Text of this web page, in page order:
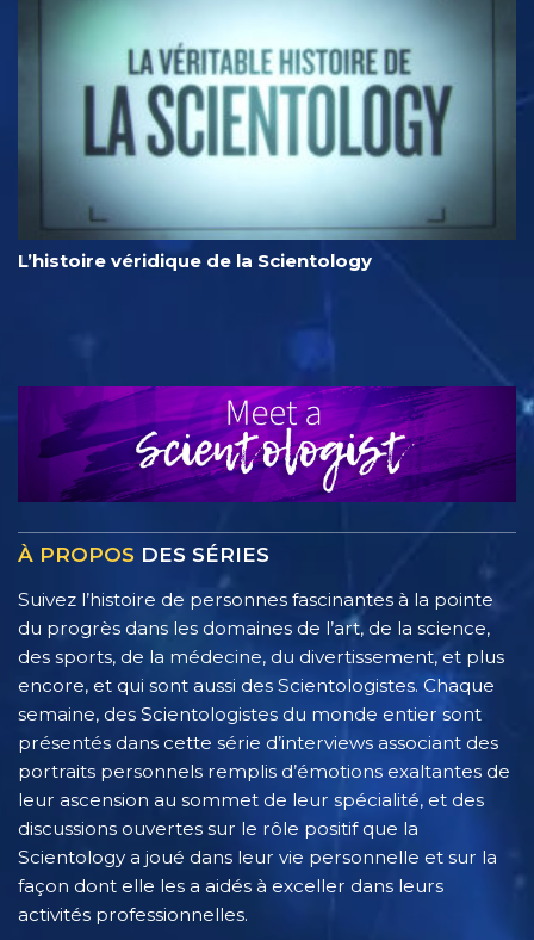
L’histoire véridique de la Scientology
À PROPOS DES SÉRIES
Suivez l’histoire de personnes fascinantes à la pointe
du progrès dans les domaines de l’art, de la science,
des sports, de la médecine, du divertissement, et plus
encore, et qui sont aussi des Scientologistes. Chaque
semaine, des Scientologistes du monde entier sont
présentés dans cette série d’interviews associant des
portraits personnels remplis d’émotions exaltantes de
leur ascension au sommet de leur spécialité, et des
discussions ouvertes sur le rôle positif que la
Scientology a joué dans leur vie personnelle et sur la
façon dont elle les a aidés à exceller dans leurs
activités professionnelles.